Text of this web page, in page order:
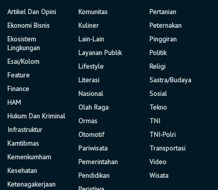
Artikel Dan Opini
Ekonomi Bisnis
Ekosistem
Lingkungan
Esai/Kolom
Feature
Finance
HAM
Hukum Dan Kriminal
Infrastruktur
Kamtibmas
Kemenkumham
Kesehatan
Ketenagakerjaan
Komunitas
Kuliner
Lain-Lain
Layanan Publik
Lifestyle
Literasi
Nasional
Olah Raga
Ormas
Otomotif
Pariwisata
Pemerintahan
Pendidikan
Pertanian
Peternakan
Pinggiran
Politik
Religi
Sastra/Budaya
Sosial
Tekno
TNI
TNI-Polri
Transportasi
Video
Wisata